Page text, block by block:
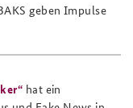
geben Impulse
hat ein